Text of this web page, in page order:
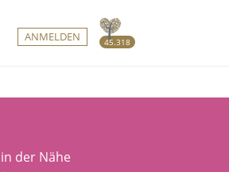
45.318
ANMELDEN
der Nähe